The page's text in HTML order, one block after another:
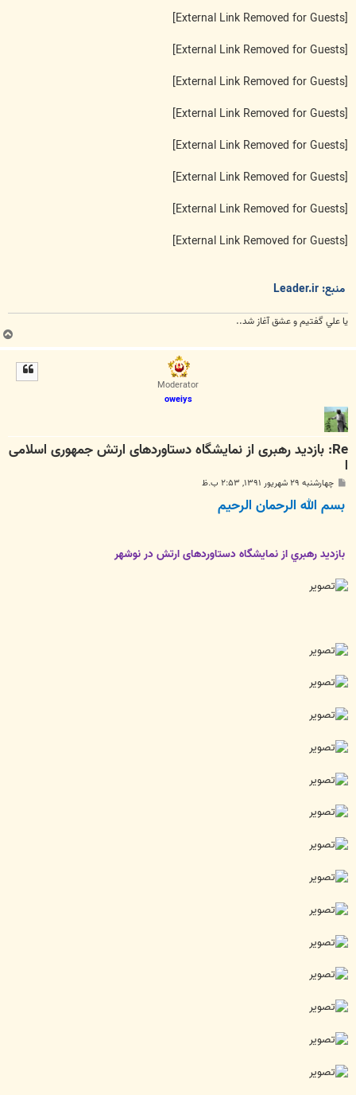
[External Link Removed for Guests]
[External Link Removed for Guests]
[External Link Removed for Guests]
[External Link Removed for Guests]
[External Link Removed for Guests]
[External Link Removed for Guests]
[External Link Removed for Guests]
[External Link Removed for Guests]
منبع: Leader.ir
يا علي گفتيم و عشق آغاز شد..
Moderator
oweiys
Re: بازدید رهبری از نمایشگاه دستاوردهای ارتش جمهوری اسلامی
ا
س
ت
چهارشنبه ۲۹ شهریور ۱۳۹۱, ۲:۵۳ ب.ظ
بسم الله الرحمان الرحيم
بازدید رهبري از نمایشگاه دستاوردهای ارتش در نوشهر